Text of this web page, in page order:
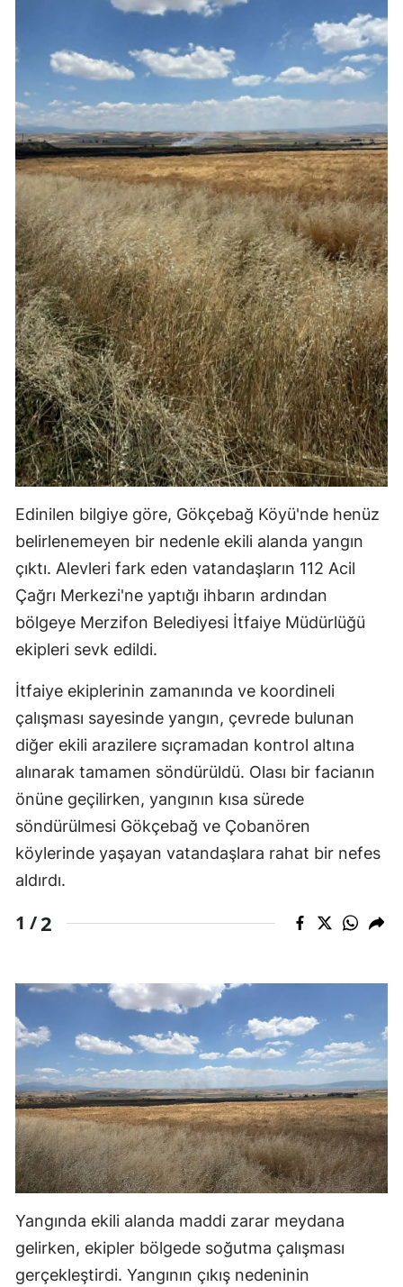
Edinilen bilgiye göre, Gökçebağ Köyü'nde henüz
belirlenemeyen bir nedenle ekili alanda yangın
çıktı. Alevleri fark eden vatandaşların 112 Acil
Çağrı Merkezi'ne yaptığı ihbarın ardından
bölgeye Merzifon Belediyesi İtfaiye Müdürlüğü
ekipleri sevk edildi.
İtfaiye ekiplerinin zamanında ve koordineli
çalışması sayesinde yangın, çevrede bulunan
diğer ekili arazilere sıçramadan kontrol altına
alınarak tamamen söndürüldü. Olası bir facianın
önüne geçilirken, yangının kısa sürede
söndürülmesi Gökçebağ ve Çobanören
köylerinde yaşayan vatandaşlara rahat bir nefes
aldırdı.
1 /2
Yangında ekili alanda maddi zarar meydana
gelirken, ekipler bölgede soğutma çalışması
gerçekleştirdi. Yangının çıkış nedeninin